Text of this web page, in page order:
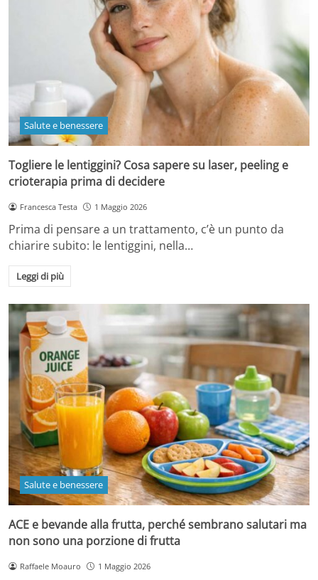
Salute e benessere
Togliere le lentiggini? Cosa sapere su laser, peeling e
crioterapia prima di decidere
Francesca Testa 1 Maggio 2026
Prima di pensare a un trattamento, c’è un punto da
chiarire subito: le lentiggini, nella…
Leggi di più
Salute e benessere
ACE e bevande alla frutta, perché sembrano salutari ma
non sono una porzione di frutta
Raffaele Moauro 1 Maggio 2026